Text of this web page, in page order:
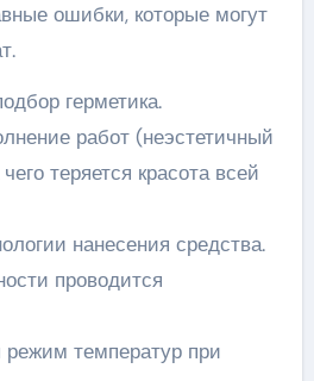
ошибки, которые могут
герметика.
работ (неэстетичный
теряется красота всей
нанесения средства.
проводится
температур при